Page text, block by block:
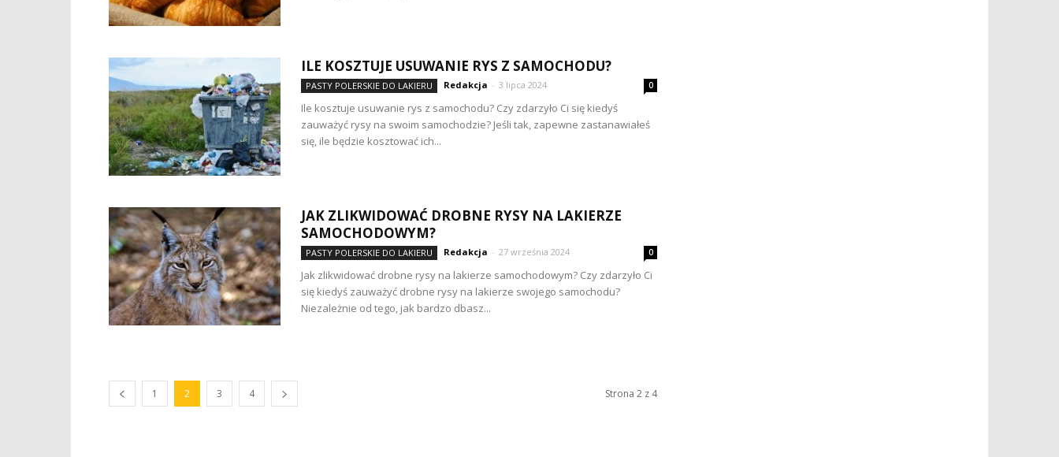
ILE KOSZTUJE USUWANIE RYS Z SAMOCHODU?
PASTY POLERSKIE DO LAKIERU Redakcja - 3 lipca 2024 0
Ile kosztuje usuwanie rys z samochodu? Czy zdarzyło Ci się kiedyś
zauważyć rysy na swoim samochodzie? Jeśli tak, zapewne zastanawiałeś
się, ile będzie kosztować ich...
JAK ZLIKWIDOWAĆ DROBNE RYSY NA LAKIERZE
SAMOCHODOWYM?
PASTY POLERSKIE DO LAKIERU Redakcja - 27 września 2024 0
Jak zlikwidować drobne rysy na lakierze samochodowym? Czy zdarzyło Ci
się kiedyś zauważyć drobne rysy na lakierze swojego samochodu?
Niezależnie od tego, jak bardzo dbasz...
1 2 3 4 Strona 2 z 4